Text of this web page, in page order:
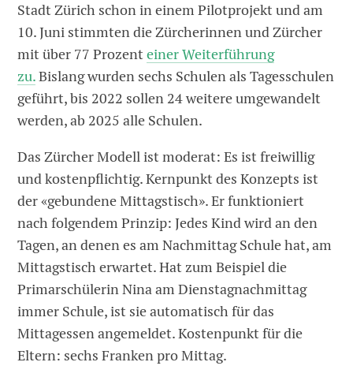
Stadt Zürich schon in einem Pilotprojekt und am
10. Juni stimmten die Zürcherinnen und Zürcher
mit über 77 Prozenteiner Weiterführung
zu.Bislang wurden sechs Schulen als Tagesschulen
geführt, bis 2022 sollen 24 weitere umgewandelt
werden, ab 2025 alle Schulen.
Das Zürcher Modell ist moderat: Es ist freiwillig
und kostenpflichtig. Kernpunkt des Konzepts ist
der «gebundene Mittagstisch». Er funktioniert
nach folgendem Prinzip: Jedes Kind wird an den
Tagen, an denen es am Nachmittag Schule hat, am
Mittagstisch erwartet. Hat zum Beispiel die
Primarschülerin Nina am Dienstagnachmittag
immer Schule, ist sie automatisch für das
Mittagessen angemeldet. Kostenpunkt für die
Eltern: sechs Franken pro Mittag.